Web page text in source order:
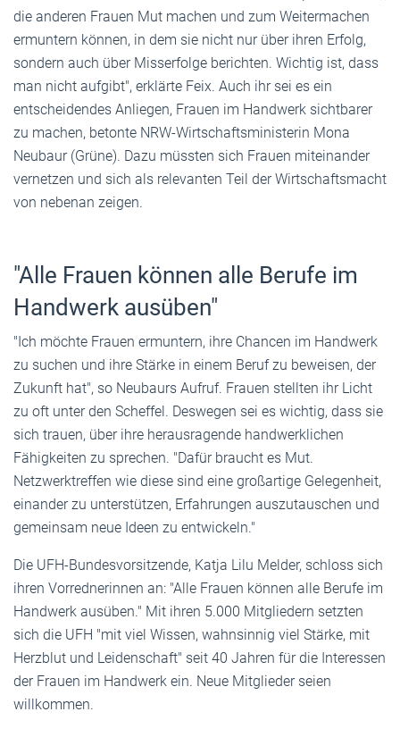
die anderen Frauen Mut machen und zum Weitermachen
ermuntern können, in dem sie nicht nur über ihren Erfolg,
sondern auch über Misserfolge berichten. Wichtig ist, dass
man nicht aufgibt", erklärte Feix. Auch ihr sei es ein
entscheidendes Anliegen, Frauen im Handwerk sichtbarer
zu machen, betonte NRW-Wirtschaftsministerin Mona
Neubaur (Grüne). Dazu müssten sich Frauen miteinander
vernetzen und sich als relevanten Teil der Wirtschaftsmacht
von nebenan zeigen.
"Alle Frauen können alle Berufe im
Handwerk ausüben"
"Ich möchte Frauen ermuntern, ihre Chancen im Handwerk
zu suchen und ihre Stärke in einem Beruf zu beweisen, der
Zukunft hat", so Neubaurs Aufruf. Frauen stellten ihr Licht
zu oft unter den Scheffel. Deswegen sei es wichtig, dass sie
sich trauen, über ihre herausragende handwerklichen
Fähigkeiten zu sprechen. "Dafür braucht es Mut.
Netzwerktreffen wie diese sind eine großartige Gelegenheit,
einander zu unterstützen, Erfahrungen auszutauschen und
gemeinsam neue Ideen zu entwickeln."
Die UFH-Bundesvorsitzende, Katja Lilu Melder, schloss sich
ihren Vorrednerinnen an: "Alle Frauen können alle Berufe im
Handwerk ausüben." Mit ihren 5.000 Mitgliedern setzten
sich die UFH "mit viel Wissen, wahnsinnig viel Stärke, mit
Herzblut und Leidenschaft" seit 40 Jahren für die Interessen
der Frauen im Handwerk ein. Neue Mitglieder seien
willkommen.